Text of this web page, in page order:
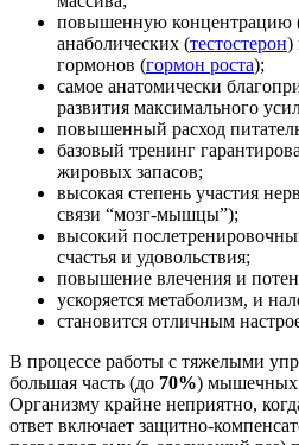
повышенную концентрацию
анаболических (тестостерон)
гормонов (гормон роста);
самое анатомически
развития максимального
повышенный расход
базовый тренинг
жировых запасов;
высокая степень участия
связи “мозг-мышцы”);
высокий
счастья и удовольствия;
повышение влечения и
ускоряется метаболизм, и
становится отличным
В процессе работы с тяжелыми
большая часть (до 70%) мышечных
Организму крайне неприятно,
ответ включает защитно-